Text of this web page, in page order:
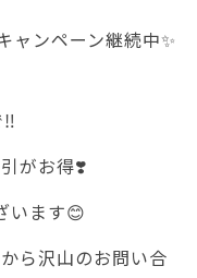
ャンペーン継続中✨
がお得❣️
います😊
ら沢山のお問い合